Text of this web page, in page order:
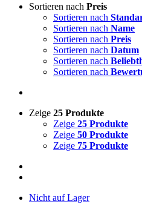
Sortieren nach Preis
Sortieren nach
Sortieren nach Name
Sortieren nach Preis
Sortieren nach Datum
Sortieren nach
Sortieren nach
Zeige 25 Produkte
Zeige 25 Produkte
Zeige 50 Produkte
Zeige 75 Produkte
Nicht auf Lager